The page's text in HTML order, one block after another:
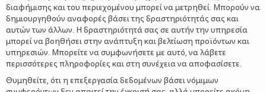
διαφήμισης και του περιεχομένου μπορεί να μετρηθεί. Μπορούν να
δημιουργηθούν αναφορές βάσει της δραστηριότητάς σας και
αυτών των άλλων. Η δραστηριότητά σας σε αυτήν την υπηρεσία
μπορεί να βοηθήσει στην ανάπτυξη και βελτίωση προϊόντων και
υπηρεσιών. Μπορείτε να συμφωνήσετε με αυτό, να λάβετε
περισσότερες πληροφορίες και στη συνέχεια να αποφασίσετε.
Θυμηθείτε, ότι η επεξεργασία δεδομένων βάσει νόμιμων